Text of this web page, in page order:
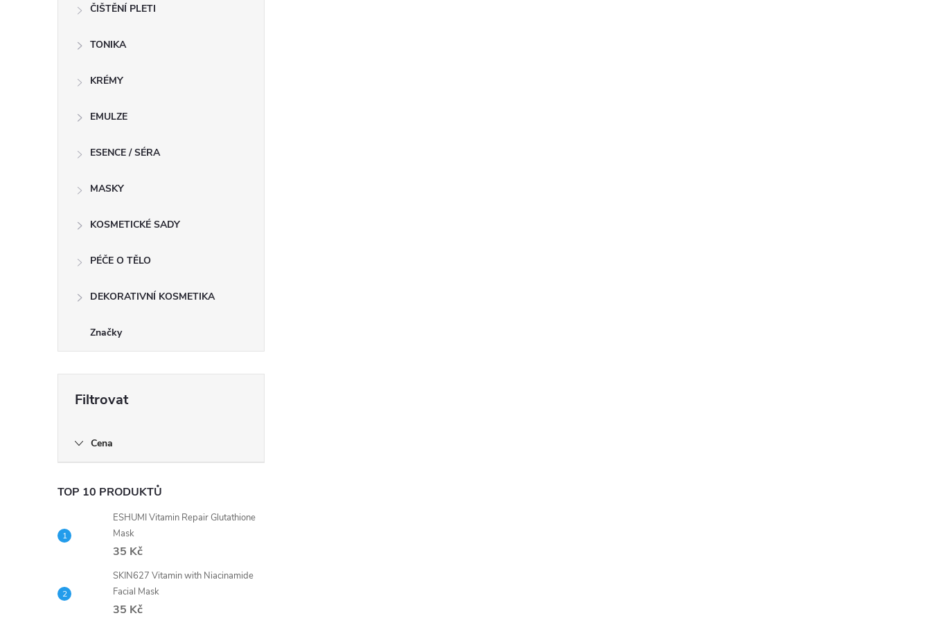
ČIŠTĚNÍ PLETI
TONIKA
KRÉMY
EMULZE
ESENCE / SÉRA
MASKY
KOSMETICKÉ SADY
PÉČE O TĚLO
DEKORATIVNÍ KOSMETIKA
Značky
Cena
TOP 10 PRODUKTŮ
ESHUMI Vitamin Repair Glutathione
Mask
35 Kč
SKIN627 Vitamin with Niacinamide
Facial Mask
35 Kč